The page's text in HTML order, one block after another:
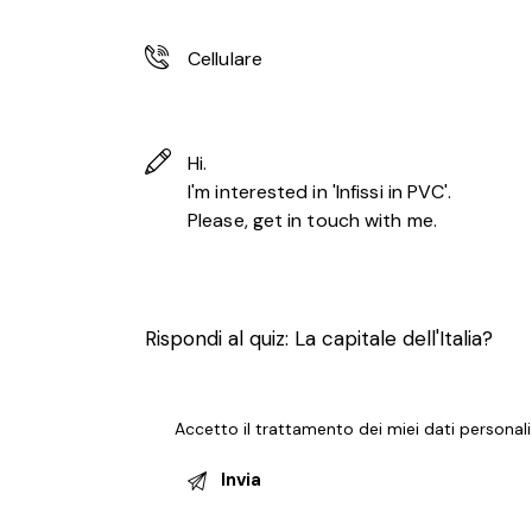
Rispondi al quiz: La capitale dell'Italia?
Accetto il trattamento dei mieidati personali